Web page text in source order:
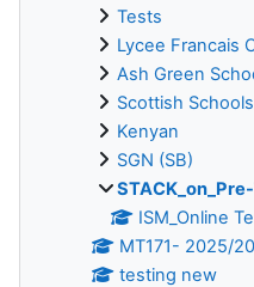
Tests
Lycee Francais
Ash Green
Scottish Schools
Kenyan
SGN (SB)
ISM_Online
MT171- 2025/
testing new